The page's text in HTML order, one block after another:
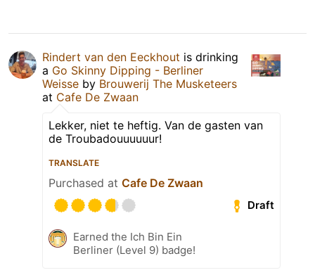
Rindert van den Eeckhout is drinking
a Go Skinny Dipping - Berliner
Weisse by Brouwerij The Musketeers
at Cafe De Zwaan
Lekker, niet te heftig. Van de gasten van
de Troubadouuuuuur!
TRANSLATE
Purchased at Cafe De Zwaan
Draft
Earned the Ich Bin Ein
Berliner (Level 9) badge!